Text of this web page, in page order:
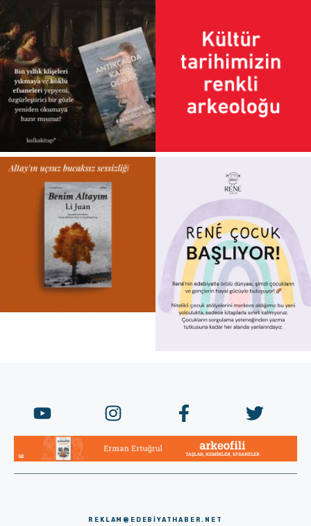
REKLAM@EDEBIYATHABER.NET